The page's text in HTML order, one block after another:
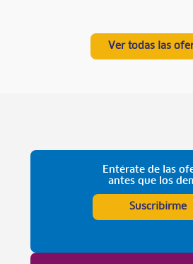
Ver todas las
Entérate de las
antes que los
Suscribirme